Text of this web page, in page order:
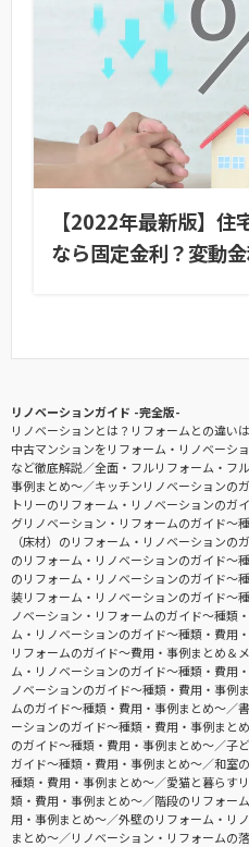
【2022年最新版】住
なら固定金利？変動金
リノベーションガイド -完全版-
リノベーションとは？リフォームとの違い
中古マンションをリフォーム・リノベーシ
など徹底解説
全面・フルリフォーム・フ
事例まとめ〜
キッチンリノベーションの
トリーのリフォーム・リノベーションのガ
グリノベーション・リフォームのガイド〜
（床材）のリフォーム・リノベーション
のリフォーム・リノベーションのガイド〜
のリフォーム・リノベーションのガイド〜
装リフォーム・リノベーションのガイド〜
ノベーション・リフォームのガイド〜種類
ム・リノベーションのガイド〜種類・費用
リフォームのガイド〜費用・事例まとめ＆
ム・リノベーションのガイド〜種類・費用
ノベーションのガイド〜種類・費用・事例
ムのガイド〜種類・費用・事例まとめ〜
ーションのガイド〜種類・費用・事例まと
のガイド〜種類・費用・事例まとめ〜
子
ガイド〜種類・費用・事例まとめ〜
和室
種類・費用・事例まとめ〜
愛猫と暮らす
類・費用・事例まとめ〜
階段のリフォー
用・事例まとめ〜
外壁のリフォーム・リ
まとめ〜
リノベーション・リフォームの